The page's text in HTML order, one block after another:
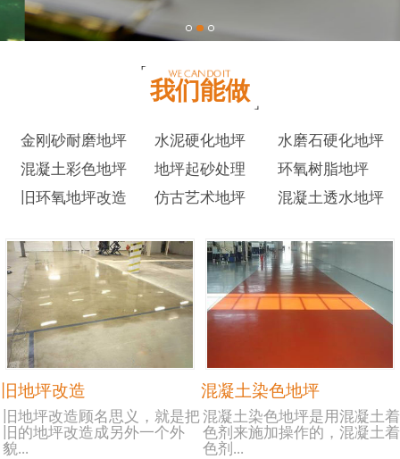
我们能做
金刚砂耐磨地坪 水泥硬化地坪
水磨石硬化地坪
混凝土彩色地坪
地坪起砂处理
环氧树脂地坪
旧环氧地坪改造
仿古艺术地坪 混凝土透水地坪
旧地坪改造
旧地坪改造顾名思义，就是把
旧的地坪改造成另外一个外
貌...
混凝土染色地坪
混凝土染色地坪是用混凝土着
色剂来施加操作的，混凝土着
色剂...